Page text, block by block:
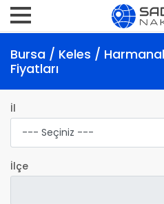
Bursa / Keles /
Fiyatları
İl
İlçe